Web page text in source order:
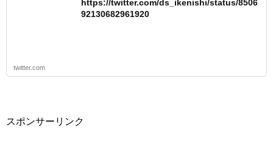
https://twitter.com/ds_ikenishi/status/8506
92130682961920
twitter.com
スポンサーリンク